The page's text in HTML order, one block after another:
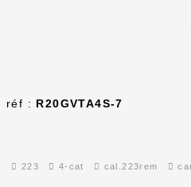
réf : R20GVTA4S-7
223 4-cat cal.223rem